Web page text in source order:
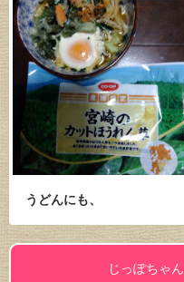
うどんにも、
じっぽちゃ